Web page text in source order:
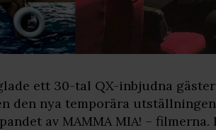
ett 30-tal QX-inbjudna
den nya temporära
av MAMMA MIA! –